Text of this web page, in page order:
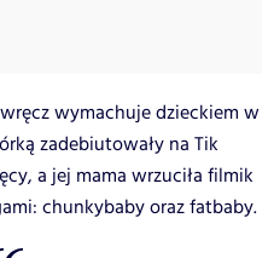
wymachuje dzieckiem w
zadebiutowały na Tik
a jej mama wrzuciła filmik
chunkybaby oraz fatbaby.